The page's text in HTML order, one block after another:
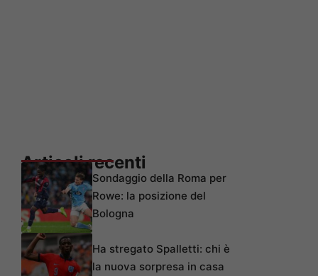
Articoli recenti
Sondaggio della Roma per
Rowe: la posizione del
Bologna
Ha stregato Spalletti: chi è
la nuova sorpresa in casa